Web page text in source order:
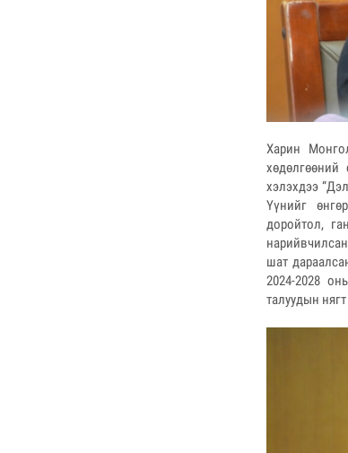
Харин
хөдөлгөөний
хэлэхдээ
Үүнийг
доройтол,
шат
2024-2028
талуудын